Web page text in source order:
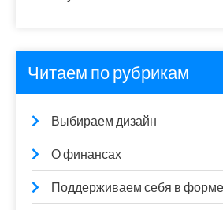
Читаем по рубрикам
Выбираем дизайн
О финансах
Поддерживаем себя в форме